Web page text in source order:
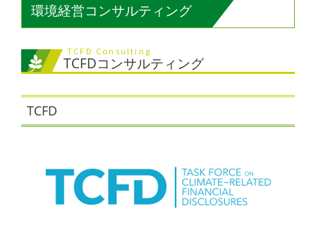
環境経営コンサルティング
TCFD Consulting
TCFDコンサルティング
TCFD